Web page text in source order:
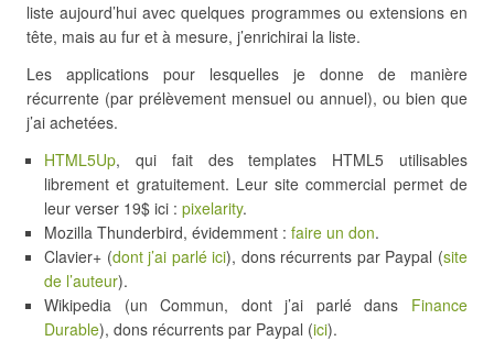
liste aujourd’hui avec quelques programmes ou extensions en
tête, mais au fur et à mesure, j’enrichirai la liste.
Les applications pour lesquelles je donne de manière
récurrente (par prélèvement mensuel ou annuel), ou bien que
j’ai achetées.
HTML5Up, qui fait des templates HTML5 utilisables
librement et gratuitement. Leur site commercial permet de
leur verser 19$ ici : pixelarity.
Mozilla Thunderbird, évidemment : faire un don.
Clavier+ (dont j’ai parlé ici), dons récurrents par Paypal (site
de l’auteur).
Wikipedia (un Commun, dont j’ai parlé dans Finance
Durable), dons récurrents par Paypal (ici).